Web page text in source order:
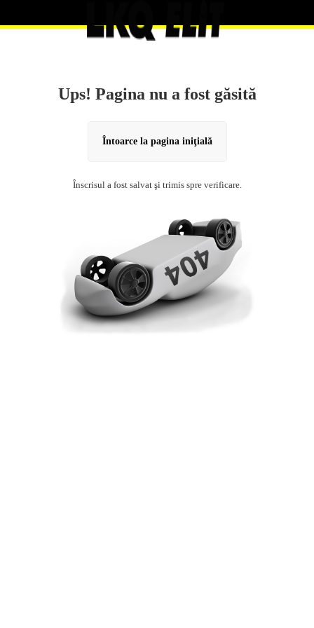
Ups! Pagina nu a fost găsită
Întoarce la pagina iniţială
Înscrisul a fost salvat şi trimis spre verificare.